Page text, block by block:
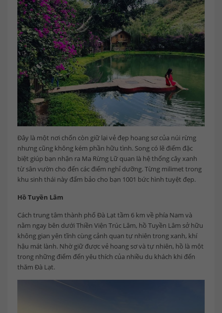
Đây là một nơi chốn còn giữ lại vẻ đẹp hoang sơ của núi rừng
nhưng cũng không kém phần hữu tình. Song có lẽ điểm đặc
biệt giúp bạn nhận ra Ma Rừng Lữ quan là hệ thống cây xanh
từ sân vườn cho đến các điểm nghỉ dưỡng. Từng milimet trong
khu sinh thái này đẩm bảo cho bạn 1001 bức hình tuyệt đẹp.
Hồ Tuyền Lâm
Cách trung tâm thành phố Đà Lạt tầm 6 km về phía Nam và
nằm ngay bên dưới Thiền Viện Trúc Lâm, hồ Tuyền Lâm sở hữu
không gian yên tĩnh cùng cảnh quan tự nhiên trong xanh, khí
hậu mát lành. Nhờ giữ được vẻ hoang sơ và tự nhiên, hồ là một
trong những điểm đến yêu thích của nhiều du khách khi đến
thăm Đà Lạt.